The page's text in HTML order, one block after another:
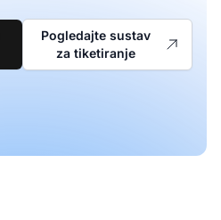
Pogledajte sustav
za tiketiranje